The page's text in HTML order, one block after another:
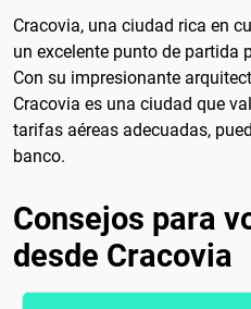
Cracovia, una ciudad rica en
un excelente punto de partida
Con su impresionante
Cracovia es una ciudad que
tarifas aéreas adecuadas,
banco.
Consejos para
desde Cracovia